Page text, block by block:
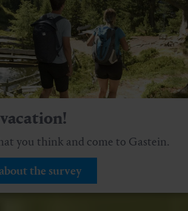
you think and come to Gastein.
the survey